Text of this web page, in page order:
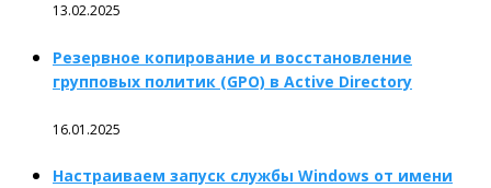
13.02.2025
Резервное копирование и восстановление
групповых политик (GPO) в Active Directory
16.01.2025
Настраиваем запуск службы Windows от имени